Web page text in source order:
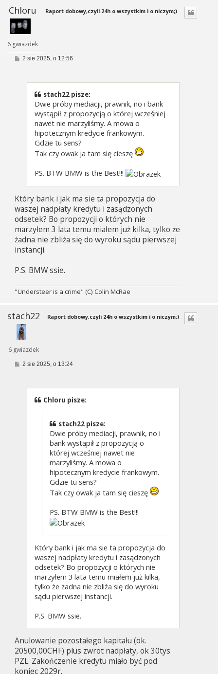
Chloru
6 gwiazdek
Raport dobowy,czyli 24h o wszystkim i o niczym;)
P2 sie 2025, o 12:56
stach22 pisze:
Dwie próby mediacji, prawnik, no i bank
wystąpił z propozycją o której wcześniej
nawet nie marzyliśmy. A mowa o
hipotecznym kredycie frankowym.
Gdzie tu sens?
Tak czy owak ja tam się cieszę
PS. BTW BMW is the Best!!!
Który bank i jak ma sie ta propozycja do
waszej nadpłaty kredytu i zasądzonych
odsetek? Bo propozycji o których nie
marzyłem 3 lata temu miałem już kilka, tylko że
żadna nie zbliża się do wyroku sądu pierwszej
instancji.
P.S. BMW ssie.
"Understeer is a crime" (C) Colin McRae
stach22
6 gwiazdek
Raport dobowy,czyli 24h o wszystkim i o niczym;)
P2 sie 2025, o 13:24
Chloru pisze:
stach22 pisze:
Dwie próby mediacji, prawnik, no i
bank wystąpił z propozycją o
której wcześniej nawet nie
marzyliśmy. A mowa o
hipotecznym kredycie frankowym.
Gdzie tu sens?
Tak czy owak ja tam się cieszę
PS. BTW BMW is the Best!!!
Który bank i jak ma sie ta propozycja do
waszej nadpłaty kredytu i zasądzonych
odsetek? Bo propozycji o których nie
marzyłem 3 lata temu miałem już kilka,
tylko że żadna nie zbliża się do wyroku
sądu pierwszej instancji.
P.S. BMW ssie.
Anulowanie pozostałego kapitału (ok.
20500,00CHF) plus zwrot nadpłaty, ok 30tys
PZL. Zakończenie kredytu miało być pod
koniec 2029r.